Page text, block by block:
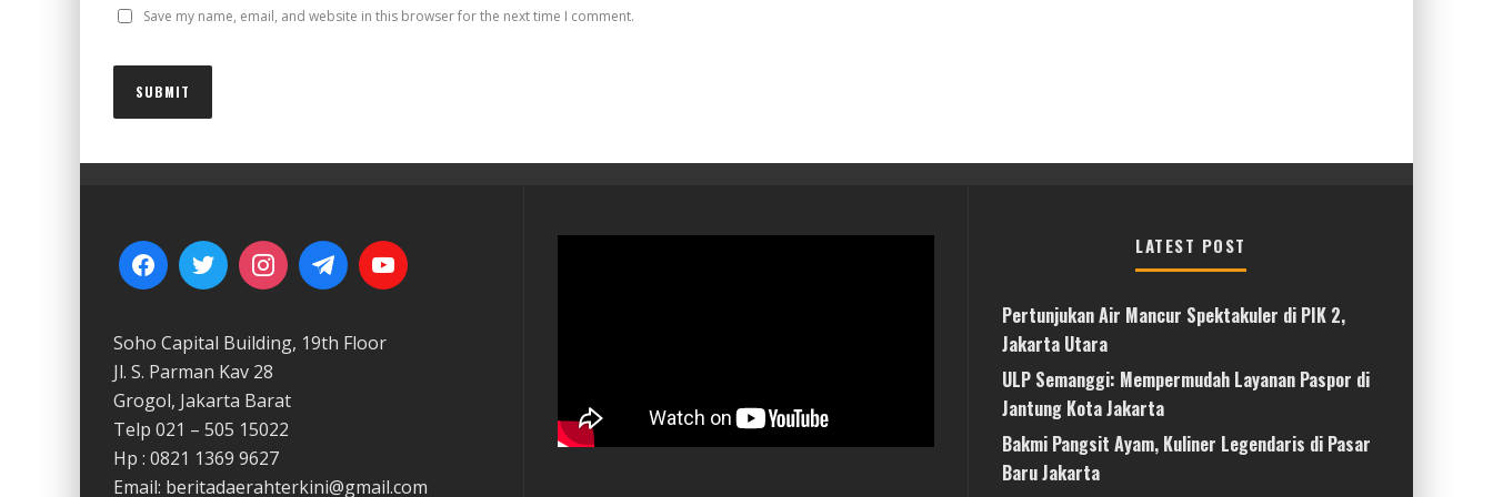
Save my name, email, and website in this browser for the next time I comment.
Soho Capital Building, 19th Floor
Jl. S. Parman Kav 28
Grogol, Jakarta Barat
Telp 021 – 505 15022
Hp : 0821 1369 9627
Email: beritadaerahterkini@gmail.com
LATEST POST
Pertunjukan Air Mancur Spektakuler di PIK 2,
Jakarta Utara
ULP Semanggi: Mempermudah Layanan Paspor di
Jantung Kota Jakarta
Bakmi Pangsit Ayam, Kuliner Legendaris di Pasar
Baru Jakarta